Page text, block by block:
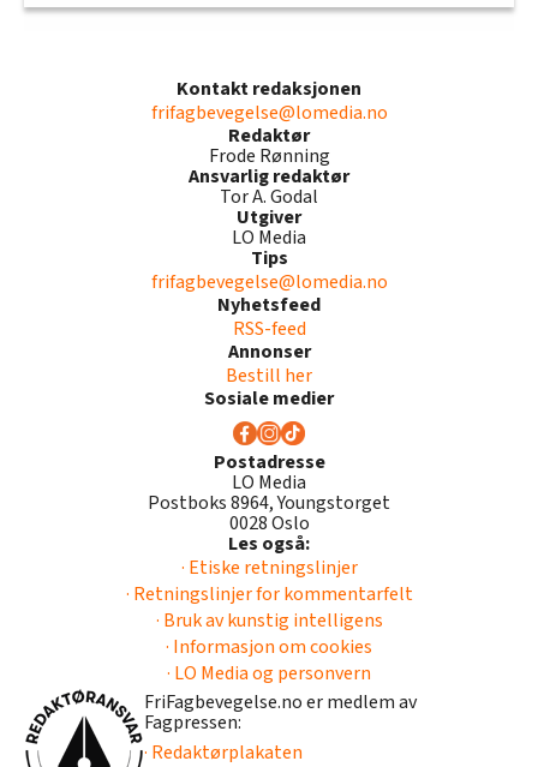
Kontakt redaksjonen
frifagbevegelse@lomedia.no
Redaktør
Frode Rønning
Ansvarlig redaktør
Tor A. Godal
Utgiver
LO Media
Tips
frifagbevegelse@lomedia.no
Nyhetsfeed
RSS-feed
Annonser
Bestill her
Sosiale medier
Postadresse
LO Media
Postboks 8964, Youngstorget
0028 Oslo
Les også:
· Etiske retningslinjer
· Retningslinjer for kommentarfelt
· Bruk av kunstig intelligens
· Informasjon om cookies
· LO Media og personvern
FriFagbevegelse.no er medlem av
Fagpressen:
· Redaktørplakaten